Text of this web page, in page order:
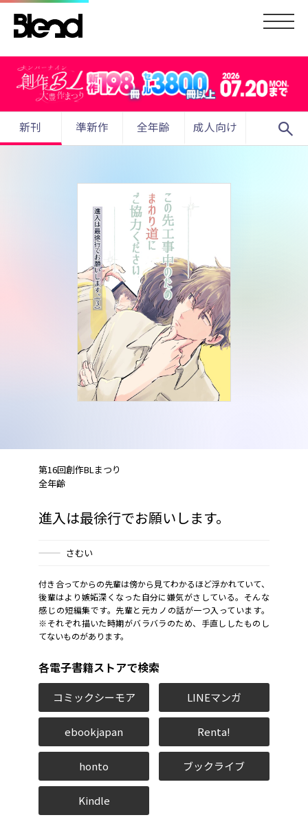
新刊 準新作 全年齢 成人向け search
第16回創作BLまつり
全年齢
進入は最徐行でお願いします。
さむい
付き合ってからの先輩は傍から見てわかるほど浮かれていて、
後輩はより嫉妬深くなった自分に嫌気がさしている。そんな
感じの短編集です。先輩と元カノの話が一つ入っています。
※それぞれ描いた時期がバラバラのため、手直ししたものし
てないものがあります。
各電子書籍ストアで検索
コミックシーモア LINEマンガ
ebookjapan Renta!
honto ブックライブ
Kindle